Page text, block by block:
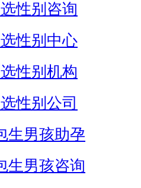
性别咨询
性别中心
性别机构
性别公司
生男孩助孕
生男孩咨询